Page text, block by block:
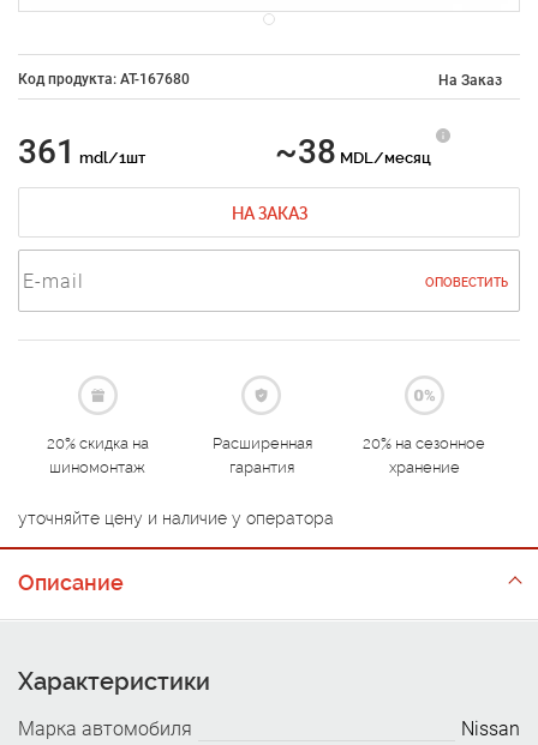
Код продукта: AT-167680 На Заказ
361 mdl/1шт ~38 MDL/месяц
НА ЗАКАЗ
ОПОВЕСТИТЬ
20% скидка на
шиномонтаж
Расширенная
гарантия
20% на сезонное
хранение
уточняйте цену и наличие у оператора
Описание
Характеристики
Марка автомобиля
Nissan